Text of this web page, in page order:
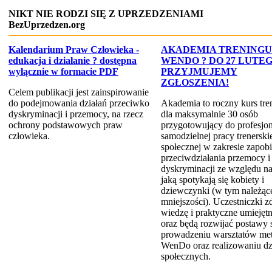
NIKT NIE RODZI SIĘ Z UPRZEDZENIAMI
BezUprzedzen.org
Kalendarium Praw Człowieka -
edukacja i działanie ? dostępna
wyłącznie w formacie PDF
Celem publikacji jest zainspirowanie
do podejmowania działań przeciwko
dyskryminacji i przemocy, na rzecz
ochrony podstawowych praw
człowieka.
AKADEMIA TRENINGU
WENDO ? DO 27
PRZYJMUJEMY
ZGŁOSZENIA!
Akademia to roczny kurs
dla maksymalnie 30 osób
przygotowujący do
samodzielnej pracy
społecznej w zakresie
przeciwdziałania przemocy i
dyskryminacji ze względu na
jaką spotykają się kobiety i
dziewczynki (w tym
mniejszości). Uczestniczki
wiedzę i praktyczne
oraz będą rozwijać postawy
prowadzeniu warsztatów
WenDo oraz realizowaniu
społecznych.